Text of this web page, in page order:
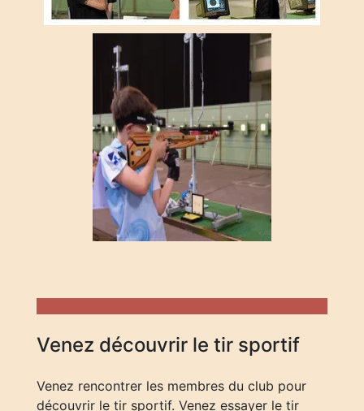
Venez découvrir le tir sportif
Venez rencontrer les membres du club pour
découvrir le tir sportif. Venez essayer le tir